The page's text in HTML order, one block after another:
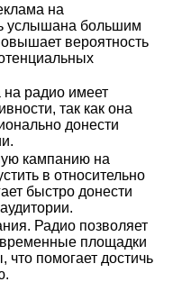
на
услышана большим
вероятность
радио имеет
так как она
донести
кампанию на
в относительно
быстро донести
Радио позволяет
площадки
помогает достичь